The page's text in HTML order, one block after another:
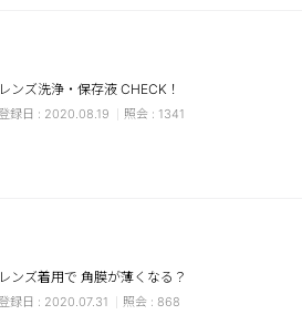
レンズ洗浄・保存液 CHECK！
2020.08.19 1341
レンズ着用で 角膜が薄くなる？
2020.07.31 868